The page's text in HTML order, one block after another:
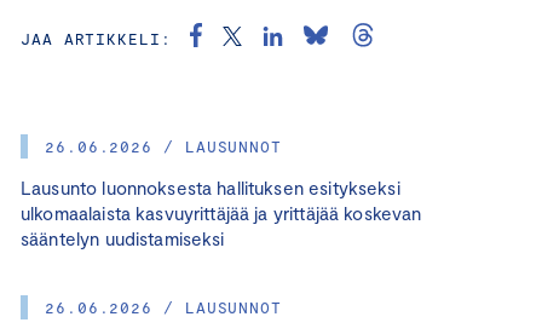
26.06.2026 / LAUSUNNOT
Lausunto luonnoksesta hallituksen esitykseksi
ulkomaalaista kasvuyrittäjää ja yrittäjää koskevan
sääntelyn uudistamiseksi
26.06.2026 / LAUSUNNOT
JAA ARTIKKELI: